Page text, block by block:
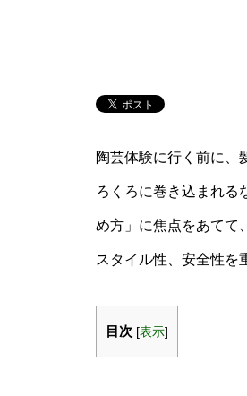
陶芸体験に行く前に、
ろくろに巻き込まれる
め方」に焦点をあてて
スタイル性、安全性を
目次 [表示]